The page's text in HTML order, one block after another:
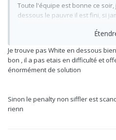
Toute l'équipe est bonne ce
dessous le pauvre il est fini, si
Je trouve pas White en dessous
bon , il a pas etais en difficulté et
énormément de solution
Sinon le penalty non siffler est
rienn